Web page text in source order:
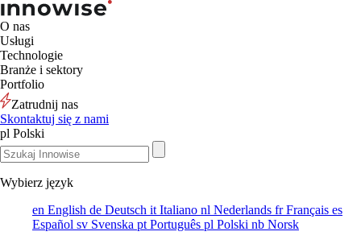
O nas
Usługi
Technologie
Branże i sektory
Portfolio
Zatrudnij nas
Skontaktuj się z nami
pl Polski
Wybierz język
en English de Deutsch it Italiano nl Nederlands frFrançais es
Español sv Svenska pt Português pl Polski nb Norsk